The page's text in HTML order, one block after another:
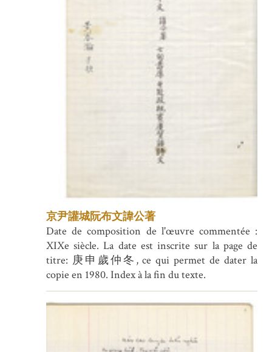
京尹讙城阮布文諱公著
Date de composition de l'œuvre commentée :
XIXe siècle. La date est inscrite sur la page de
titre: 庚申歲仲冬, ce qui permet de dater la
copie en 1980. Index à la fin du texte.